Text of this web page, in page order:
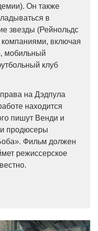
Он также
в
звезды (Рейнольдс
компаниями, включая
мобильный
клуб
на Дэдпула
находится
пишут Венди и
продюсеры
Фильм должен
режиссерское